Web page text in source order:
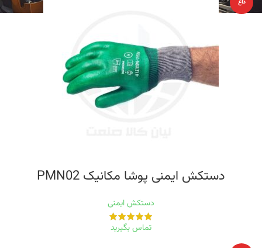
داغ
دستکش ایمنی پوشا مکانیک PMN02
دستکش ایمنی
تماس بگیرید